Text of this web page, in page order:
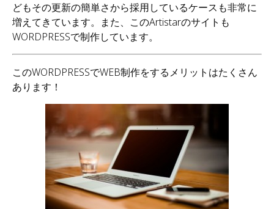
どもその更新の簡単さから採用しているケースも非常に
増えてきています。また、このArtistarのサイトも
WORDPRESSで制作しています。
このWORDPRESSでWEB制作をするメリットはたくさん
あります！